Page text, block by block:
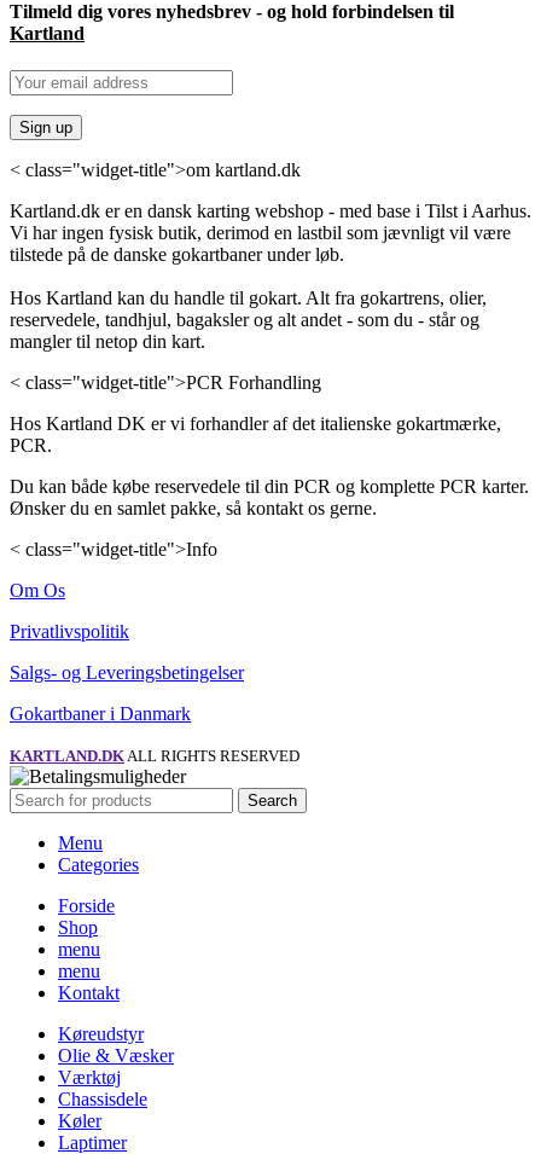
Tilmeld dig vores nyhedsbrev - og hold forbindelsen til
Kartland
< class="widget-title">om kartland.dk
Kartland.dk er en dansk karting webshop - med base i Tilst i Aarhus.
Vi har ingen fysisk butik, derimod en lastbil som jævnligt vil være
tilstede på de danske gokartbaner under løb.
Hos Kartland kan du handle til gokart. Alt fra gokartrens, olier,
reservedele, tandhjul, bagaksler og alt andet - som du - står og
mangler til netop din kart.
< class="widget-title">PCR Forhandling
Hos Kartland DK er vi forhandler af det italienske gokartmærke,
PCR.
Du kan både købe reservedele til din PCR og komplette PCR karter.
Ønsker du en samlet pakke, så kontakt os gerne.
< class="widget-title">Info
Om Os
Privatlivspolitik
Salgs- og Leveringsbetingelser
Gokartbaner i Danmark
KARTLAND.DKALL RIGHTS RESERVED
Search
Menu
Categories
Forside
Shop
menu
menu
Kontakt
Køreudstyr
Olie & Væsker
Værktøj
Chassisdele
Køler
Laptimer